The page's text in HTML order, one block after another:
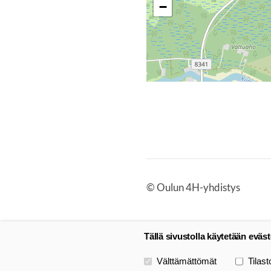
−
©Oulun 4H-yhdistys
Tällä sivustolla käytetään
Valitse käytettävät evästeet
Välttämättömät